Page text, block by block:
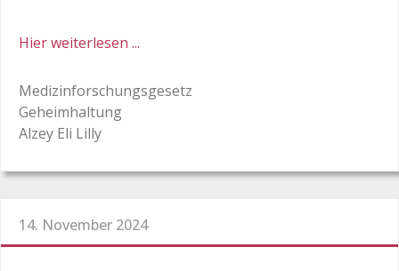
Hier weiterlesen ...
Medizinforschungsgesetz
Geheimhaltung
Alzey Eli Lilly
14. November 2024